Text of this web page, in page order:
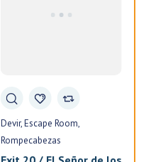
Devir Escape Room
Rompecabezas